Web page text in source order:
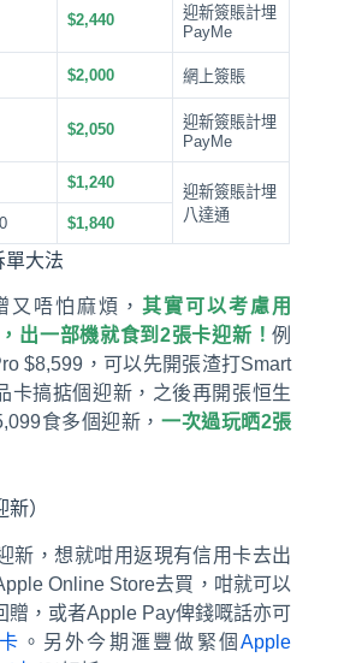
$2,440
迎新簽賬計埋
PayMe
$2,000 網上簽賬
$2,050
迎新簽賬計埋
PayMe
$1,240
迎新簽賬計埋
八達通
$1,840
單大法
又唔怕麻煩，其實可以考慮用
出一部機就食到2張卡迎新！例
$8,599，可以先開張渣打Smart
卡搞掂個迎新，之後再開張恒生
食多個迎新， 一次過玩晒2張
）
新，想就咁用返現有信用卡去出
Online Store去買，咁就可以
贈，或者Apple Pay俾錢嘅話亦可
。另外今期滙豐做緊個Apple